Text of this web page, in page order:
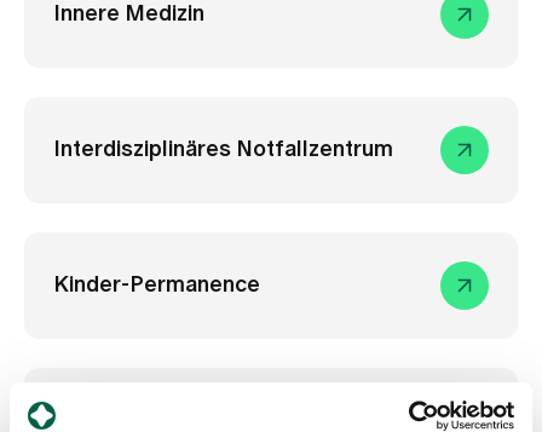
Innere Medizin
Interdisziplinäres Notfallzentrum
Kinder-Permanence
Neonatologie